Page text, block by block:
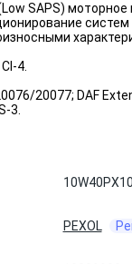
SAPS) моторное
систем
4.
20077; DAF
3.
PEXOL